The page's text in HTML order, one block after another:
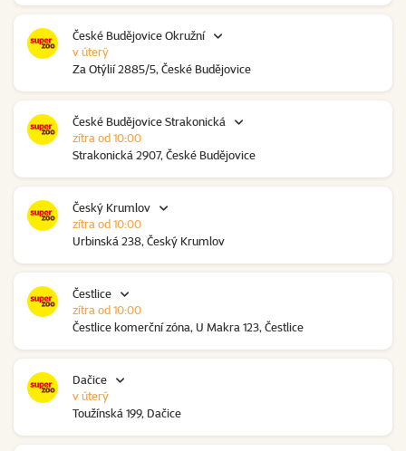
České Budějovice Okružní
Za Otýlií 2885/5, České Budějovice
v úterý
České Budějovice Strakonická
Strakonická 2907, České Budějovice
zítra od 10:00
Český Krumlov
Urbinská 238, Český Krumlov
zítra od 10:00
Čestlice
Čestlice komerční zóna, U Makra 123, Čestlice
zítra od 10:00
Dačice
Toužínská 199, Dačice
v úterý